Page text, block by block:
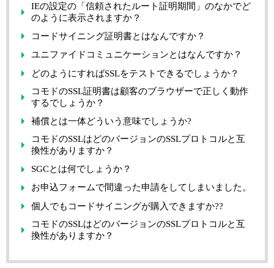
IEの設定の「信頼されたルート証明期間」のなかでど
のように表示されますか？
コードサイニング証明書とはなんですか？
ユニファイドコミュニケーションとはなんですか？
どのようにすればSSLをテストできるでしょうか？
コモドのSSL証明書は顧客のブラウザーで正しく動作
するでしょうか？
補償とは一体どういう意味でしょうか?
コモドのSSLはどのバージョンのSSLプロトコルと互
換性がありますか？
SGCとは何でしょうか？
お申込フォームで間違った申請をしてしまいました。
個人でもコードサイニングが購入できますか??
コモドのSSLはどのバージョンのSSLプロトコルと互
換性がありますか？